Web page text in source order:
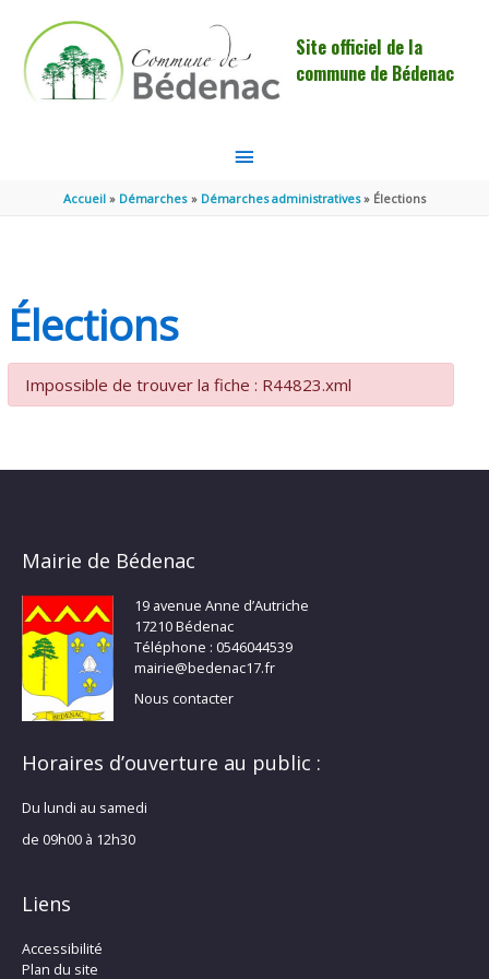
Site officiel de la
commune de Bédenac
MENU
PRINCIPAL
Accueil Démarches Démarches administratives Élections
Élections
Impossible de trouver la fiche : R44823.xml
Mairie de Bédenac
19 avenue Anne d’Autriche
17210 Bédenac
Téléphone : 0546044539
mairie@bedenac17.fr
Nous contacter
Horaires d’ouverture au public :
Du lundi au samedi
de 09h00 à 12h30
Liens
Accessibilité
Plan du site